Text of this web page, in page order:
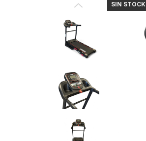
SIN STOCK